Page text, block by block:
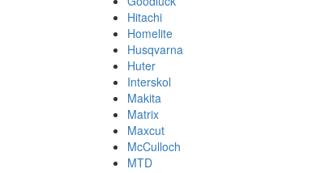
Hitachi
Homelite
Husqvarna
Huter
Interskol
Makita
Matrix
Maxcut
McCulloch
MTD